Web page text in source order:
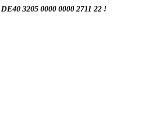
3205 0000 0000 2711 22 !